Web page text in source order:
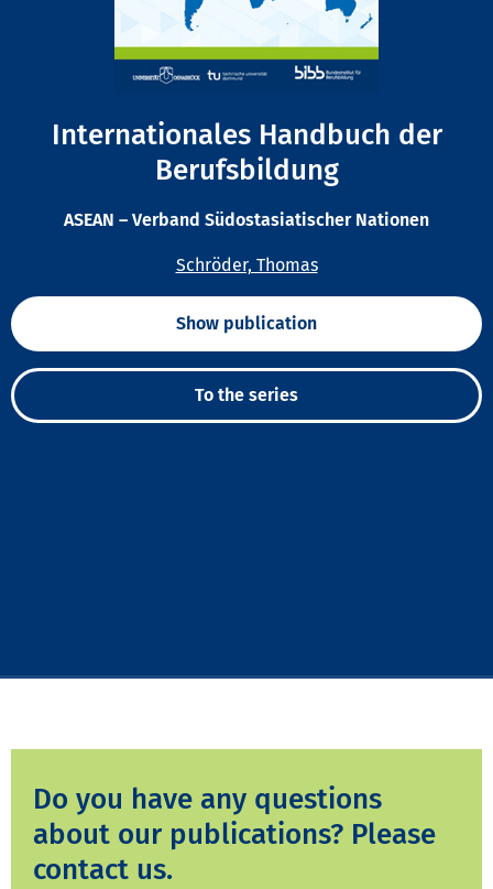
Internationales Handbuch der
Berufsbildung
ASEAN – Verband Südostasiatischer Nationen
Schröder, Thomas
Show publication
To the series
Do you have any questions
about our publications? Please
contact us.